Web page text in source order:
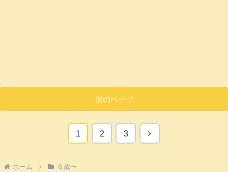
次のページ
1 2 3 次
ホーム ６歳〜